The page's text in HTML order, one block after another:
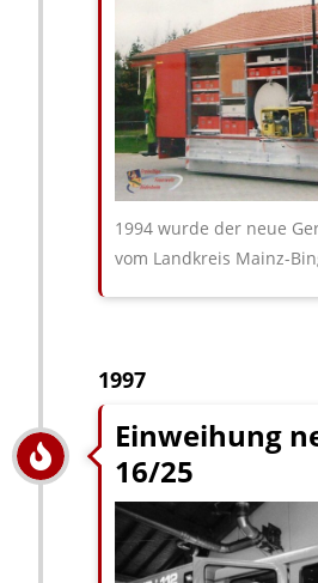
1994 wurde der neue
vom Landkreis Mainz-
1997
Einweihung
16/25